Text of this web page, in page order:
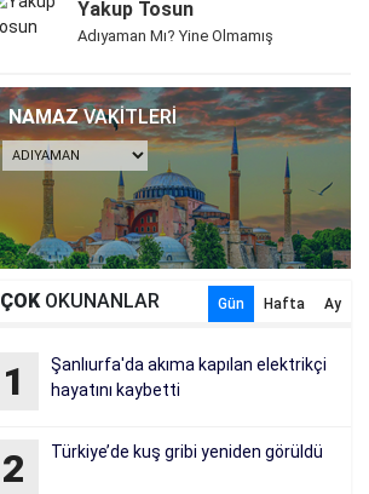
Yakup Tosun
Adıyaman Mı? Yine Olmamış
NAMAZVAKİTLERİ
ÇOKOKUNANLAR Gün Hafta Ay
1
Şanlıurfa'da akıma kapılan elektrikçi
hayatını kaybetti
2 Türkiye’de kuş gribi yeniden görüldü